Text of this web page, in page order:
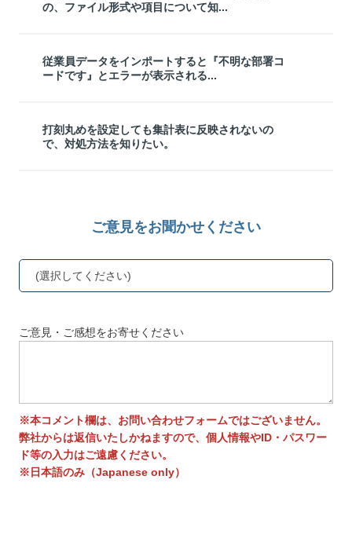
の、ファイル形式や項目について知...
従業員データをインポートすると『不明な部署コ
ードです』とエラーが表示される...
打刻丸めを設定しても集計表に反映されないの
で、対処方法を知りたい。
ご意見をお聞かせください
(選択してください)
ご意見・ご感想をお寄せください
※本コメント欄は、お問い合わせフォームではございません。
弊社からは返信いたしかねますので、個人情報やID・パスワー
ド等の入力はご遠慮ください。
※日本語のみ（Japanese only）